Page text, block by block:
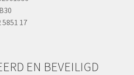
5851 17
EN BEVEILIGD